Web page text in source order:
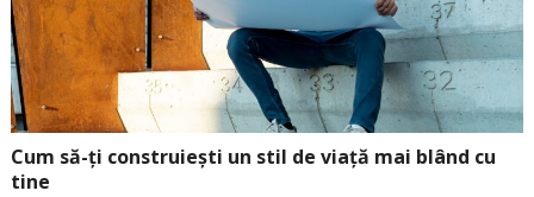
Cum să-ți construiești un stil de viață mai blând cu
tine